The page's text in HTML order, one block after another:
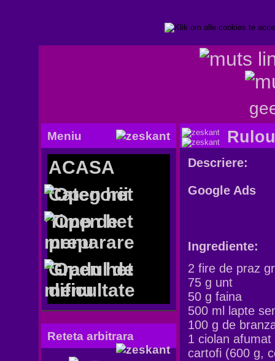
Meniu
ACASA
Categorii
Timp de
preparare
Gradul de
dificultate
Reteta arbitrara
Descriere:
Google Ads
Ingrediente:
2 fire de praz
75 g unt
50 g faina
500 ml
lapte
100 g de
1 ciolan afumat
cartofi (600 g,